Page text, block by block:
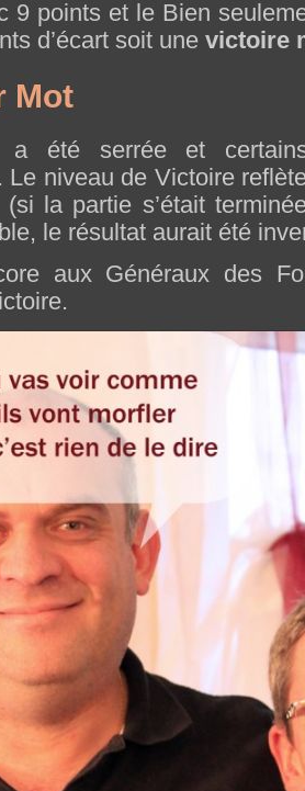
9 points et le Bien
d’écart soit une victoire
Mot
a été serrée et certains
Le niveau de Victoire
(si la partie s’était
le résultat aurait été
aux Généraux des